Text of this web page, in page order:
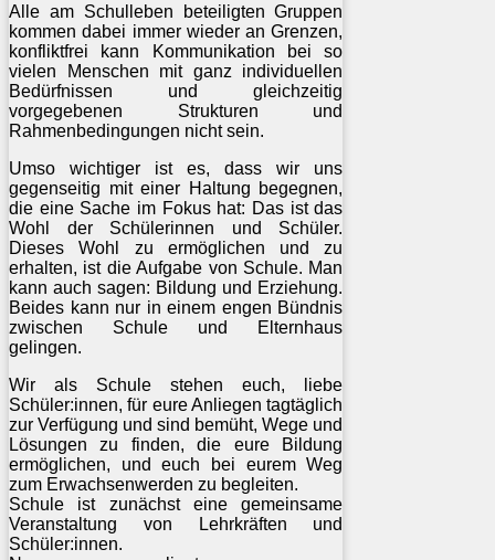
Alle am Schulleben beteiligten Gruppen
kommen dabei immer wieder an Grenzen,
konfliktfrei kann Kommunikation bei so
vielen Menschen mit ganz individuellen
Bedürfnissen und gleichzeitig
vorgegebenen Strukturen und
Rahmenbedingungen nicht sein.
Umso wichtiger ist es, dass wir uns
gegenseitig mit einer Haltung begegnen,
die eine Sache im Fokus hat: Das ist das
Wohl der Schülerinnen und Schüler.
Dieses Wohl zu ermöglichen und zu
erhalten, ist die Aufgabe von Schule. Man
kann auch sagen: Bildung und Erziehung.
Beides kann nur in einem engen Bündnis
zwischen Schule und Elternhaus
gelingen.
Wir als Schule stehen euch, liebe
Schüler:innen, für eure Anliegen tagtäglich
zur Verfügung und sind bemüht, Wege und
Lösungen zu finden, die eure Bildung
ermöglichen, und euch bei eurem Weg
zum Erwachsenwerden zu begleiten.
Schule ist zunächst eine gemeinsame
Veranstaltung von Lehrkräften und
Schüler:innen.